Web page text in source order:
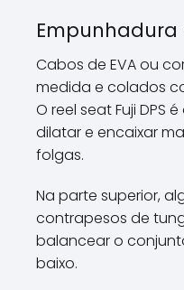
Empunhadura
Cabos de EVA ou
medida e colados
O reel seat Fuji DPS
dilatar e encaixar
folgas.
Na parte superior,
contrapesos de
balancear o
baixo.